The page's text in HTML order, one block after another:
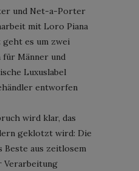
und Net-a-Porter
mit Loro Piana
es um zwei
Männer und
Luxuslabel
entworfen
wird klar, das
geklotzt wird: Die
Beste aus zeitlosem
Verarbeitung